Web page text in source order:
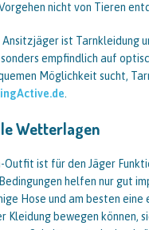
nicht von Tieren
ist Tarnkleidung
empfindlich auf
Möglichkeit sucht,
Wetterlagen
Outfit ist für den Jäger
helfen nur gut
Hose und am besten
Kleidung bewegen